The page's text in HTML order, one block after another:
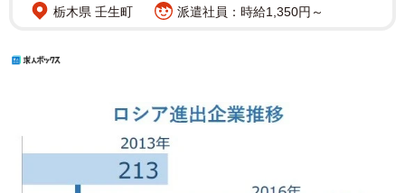
栃木県 壬生町
派遣社員：時給1,350円～